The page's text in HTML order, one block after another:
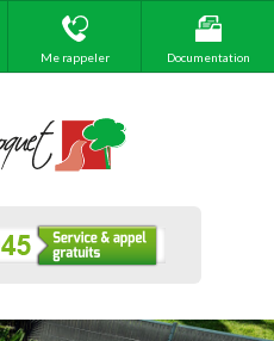
Me rappeler Documentation